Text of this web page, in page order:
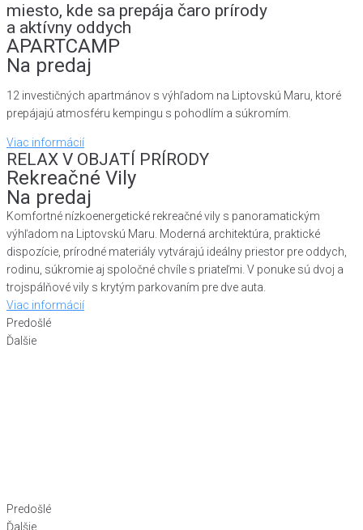
miesto, kde sa prepája čaro prírody
a aktívny oddych
APARTCAMP
Na predaj
12 investičných apartmánov s výhľadom na Liptovskú Maru, ktoré
prepájajú atmosféru kempingu s pohodlím a súkromím.
Viac informácií
RELAX V OBJATÍ PRÍRODY
Rekreačné Vily
Na predaj
Komfortné nízkoenergetické rekreačné vily s panoramatickým
výhľadom na Liptovskú Maru. Moderná architektúra, praktické
dispozície, prírodné materiály vytvárajú ideálny priestor pre oddych,
rodinu, súkromie aj spoločné chvíle s priateľmi. V ponuke sú dvoj a
trojspálňové vily s krytým parkovaním pre dve auta.
Viac informácií
Predošlé
Ďalšie
Predošlé
Ďalšie